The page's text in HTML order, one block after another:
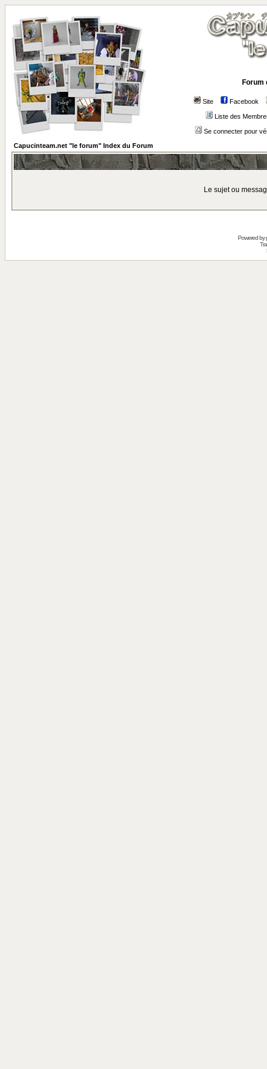
Forum
Site Facebook
Liste des
Se connecter pour
Capucinteam.net "le forum" Index du Forum
Le sujet ou
Powered by